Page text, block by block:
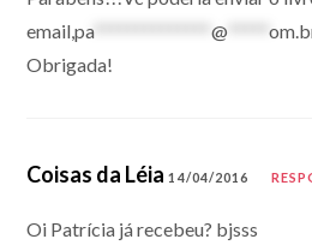
email,pa **************@ *****
Obrigada!
Coisas da Léia 14/04/2016
Oi Patrícia já recebeu? bjsss